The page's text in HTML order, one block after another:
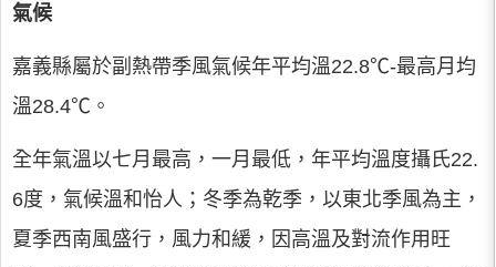
氣候
嘉義縣屬於副熱帶季風氣候年平均溫22.8℃-最高月均
溫28.4℃。
全年氣溫以七月最高，一月最低，年平均溫度攝氏22.
6度，氣候溫和怡人；冬季為乾季，以東北季風為主，
夏季西南風盛行，風力和緩，因高溫及對流作用旺